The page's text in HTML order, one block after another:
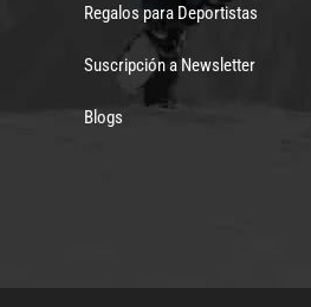
Regalos para Deportistas
Suscripción a Newsletter
Blogs